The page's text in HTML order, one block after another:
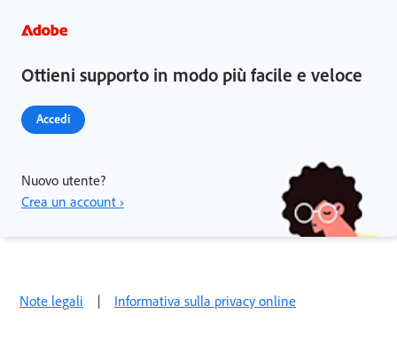
Ottieni supporto in modo più facile e veloce
Accedi
Nuovo utente?
Crea un account ›
Note legali | Informativa sulla privacy online